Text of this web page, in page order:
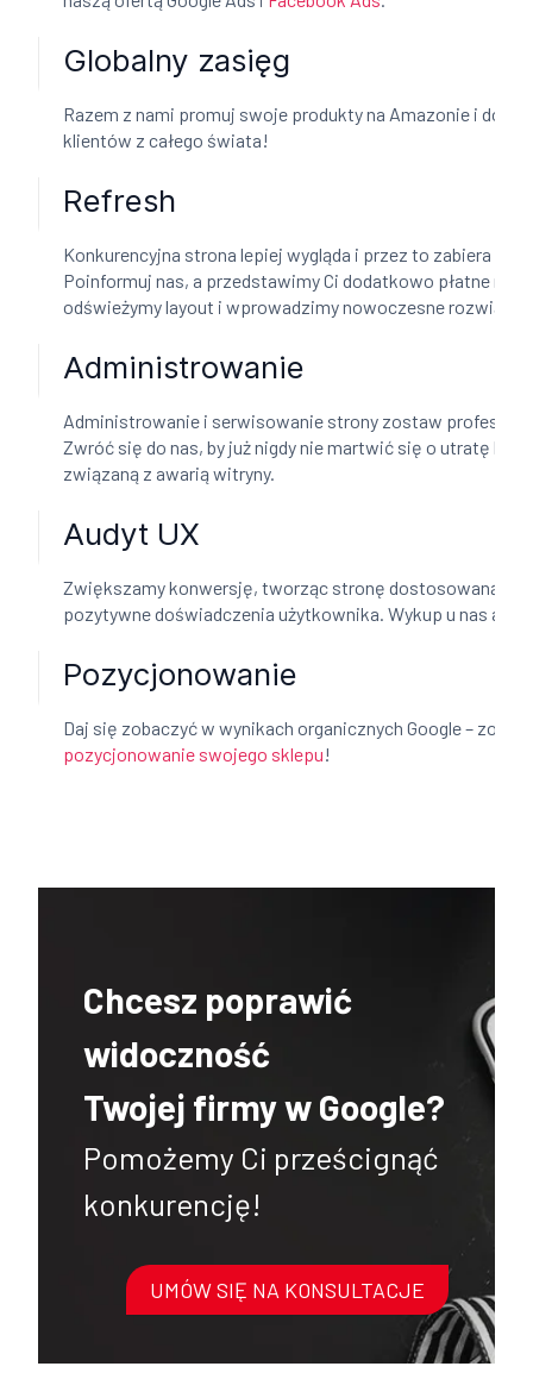
Globalny zasięg
Razem z nami promuj swoje produkty na Amazonie i
klientów z całego świata!
Refresh
Konkurencyjna strona lepiej wygląda i przez to zabiera Ci
Poinformuj nas, a przedstawimy Ci dodatkowo płatne
odświeżymy layout i wprowadzimy nowoczesne
Administrowanie
Administrowanie i serwisowanie strony zostaw
Zwróć się do nas, by już nigdy nie martwić się o utratę
związaną z awarią witryny.
Audyt UX
Zwiększamy konwersję, tworząc stronę dostosowaną pod
pozytywne doświadczenia użytkownika. Wykup u nas
Pozycjonowanie
Daj się zobaczyć w wynikach organicznych Google –
pozycjonowanie swojego sklepu!
Chcesz poprawić
widoczność
Twojej firmy w Google?
Pomożemy Ci prześcignąć
konkurencję!
UMÓW SIĘ NA KONSULTACJE